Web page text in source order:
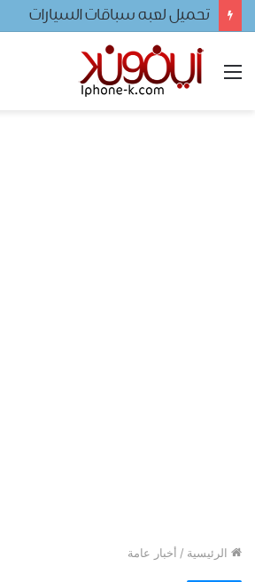
تحميل لعبه سباقات السيارات
القائمة
الرئيسية / أخبار عامة